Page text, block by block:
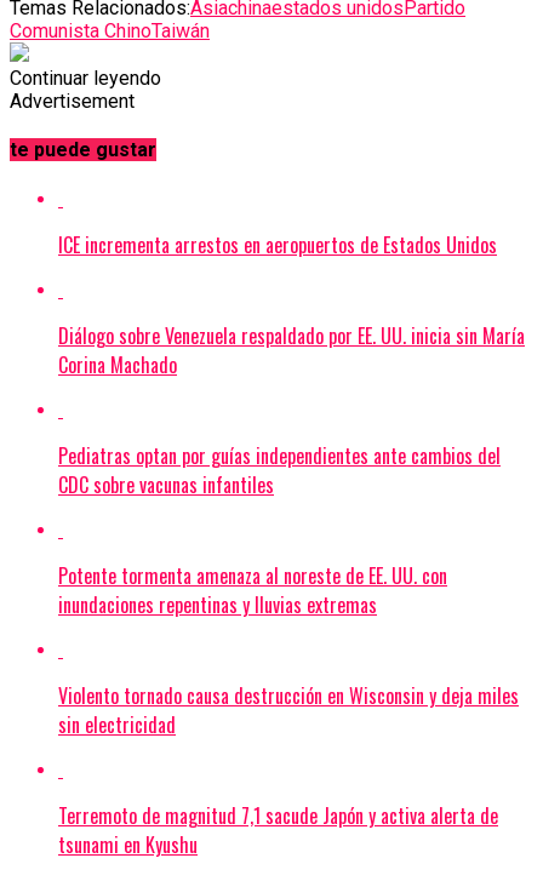
Temas Relacionados:Asiachinaestados unidos Partido
Comunista ChinoTaiwán
Continuar leyendo
Advertisement
te puede gustar
ICE incrementa arrestos en aeropuertos de Estados Unidos
Diálogo sobre Venezuela respaldado por EE. UU. inicia sin María
Corina Machado
Pediatras optan por guías independientes ante cambios del
CDC sobre vacunas infantiles
Potente tormenta amenaza al noreste de EE. UU. con
inundaciones repentinas y lluvias extremas
Violento tornado causa destrucción en Wisconsin y deja miles
sin electricidad
Terremoto de magnitud 7,1 sacude Japón y activa alerta de
tsunami en Kyushu